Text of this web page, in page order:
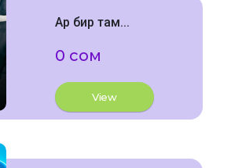
Ар бир там...
0 сом
View